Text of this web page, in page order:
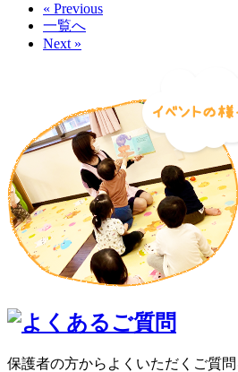
« Previous
一覧へ
Next »
保護者の方からよくいただくご質